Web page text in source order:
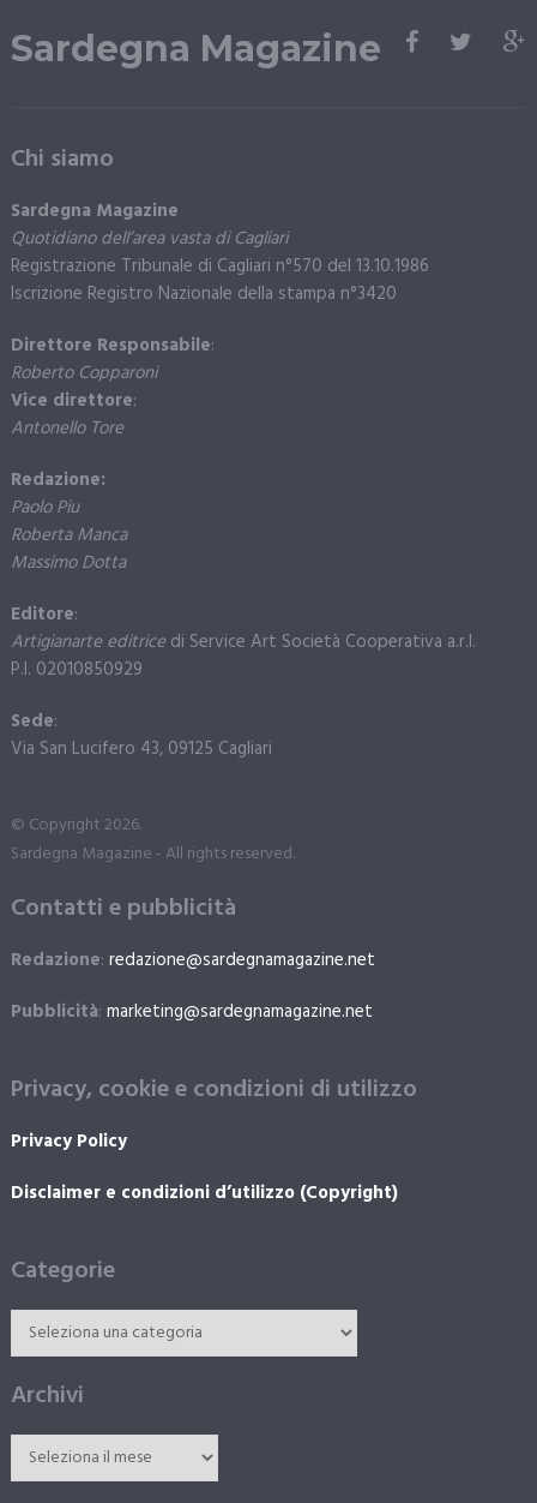
Sardegna Magazine
Chi siamo
Sardegna Magazine
Quotidiano dell’area vasta di Cagliari
Registrazione Tribunale di Cagliari n°570 del 13.10.1986
Iscrizione Registro Nazionale della stampa n°3420
Direttore Responsabile:
Roberto Copparoni
Vice direttore:
Antonello Tore
Redazione:
Paolo Piu
Roberta Manca
Massimo Dotta
Editore:
Artigianarte editricedi Service Art Società Cooperativa a.r.l.
P.I. 02010850929
Sede:
Via San Lucifero 43, 09125 Cagliari
© Copyright 2026.
Sardegna Magazine - All rights reserved.
Contatti e pubblicità
Redazione: redazione@sardegnamagazine.net
Pubblicità: marketing@sardegnamagazine.net
Privacy, cookie e condizioni di utilizzo
Privacy Policy
Disclaimer e condizioni d’utilizzo (Copyright)
Categorie
Archivi